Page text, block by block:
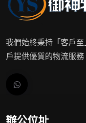
我們始終秉持「客戶
戶提供優質的物流服務
辦公位址